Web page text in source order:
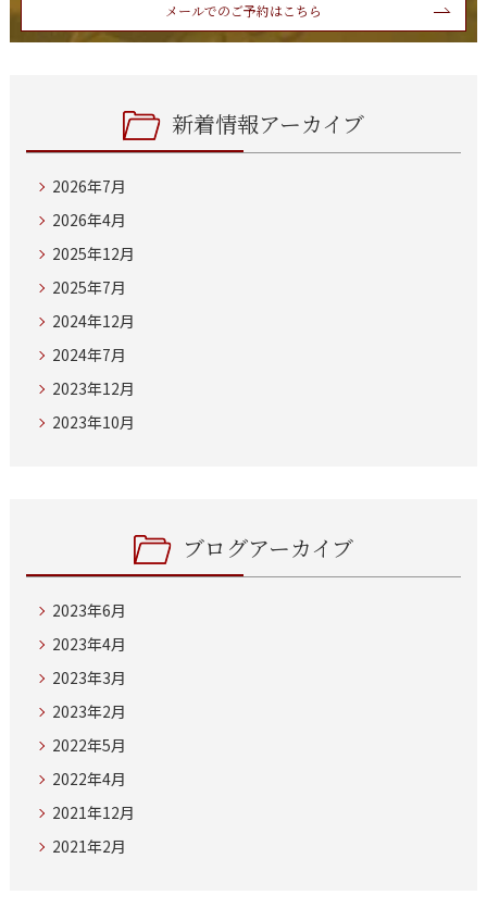
メールでのご予約はこちら
新着情報アーカイブ
2026年7月
2026年4月
2025年12月
2025年7月
2024年12月
2024年7月
2023年12月
2023年10月
ブログアーカイブ
2023年6月
2023年4月
2023年3月
2023年2月
2022年5月
2022年4月
2021年12月
2021年2月